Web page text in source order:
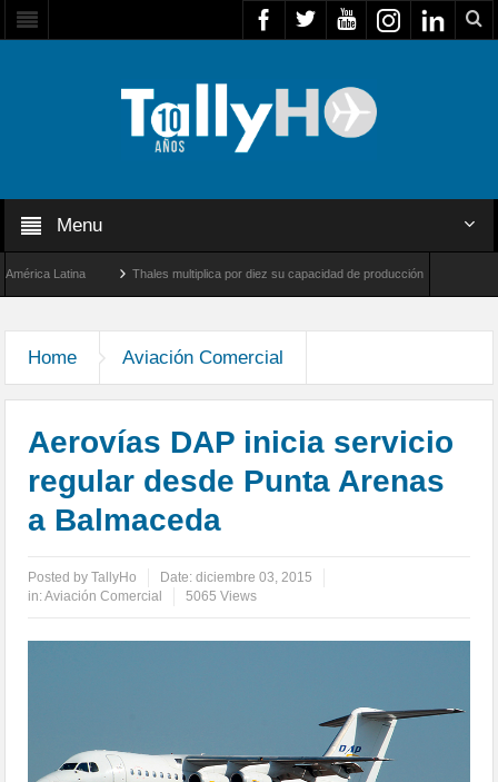
Menu
Latina Thales multiplica por diez su capacidad de producción de radares en
Home Aviación Comercial
Aerovías DAP inicia servicio
regular desde Punta Arenas
a Balmaceda
Posted byTallyHo Date:diciembre 03, 2015
in:Aviación Comercial 5065 Views